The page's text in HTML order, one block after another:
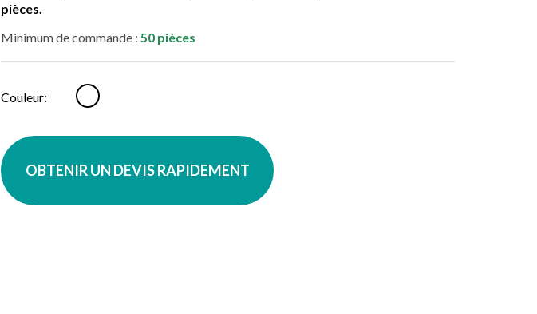
pièces.
Minimum de commande : 50 pièces
Couleur: Blanc
OBTENIR UN DEVIS RAPIDEMENT